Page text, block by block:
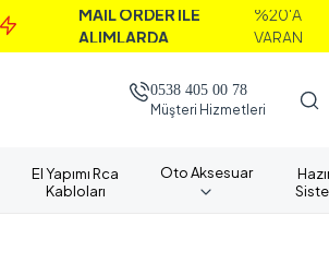
MAİL ORDER İLE
ALIMLARDA
%20'A
0538 405 00 78
Müşteri Hizmetleri
El Yapımı Rca
Kabloları
Oto Aksesuar